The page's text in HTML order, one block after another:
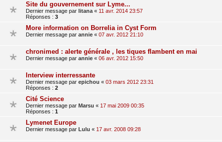
Site du gouvernement sur Lyme...
Dernier message par litana « 11 avr. 2014 23:57
Réponses : 3
More information on Borrelia in Cyst Form
Dernier message par annie « 07 avr. 2012 21:10
chronimed : alerte générale , les tiques flambent en mai
Dernier message par annie « 06 avr. 2012 15:50
Interview interressante
Dernier message par epichou « 03 mars 2012 23:31
Réponses : 2
Cité Science
Dernier message par Marsu « 17 mai 2009 00:35
Réponses : 1
Lymenet Europe
Dernier message par Lulu « 17 avr. 2008 09:28